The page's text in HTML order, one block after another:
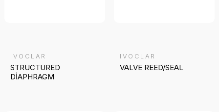
IVOCLAR
STRUCTURED
DİAPHRAGM
IVOCLAR
VALVE REED/SEAL